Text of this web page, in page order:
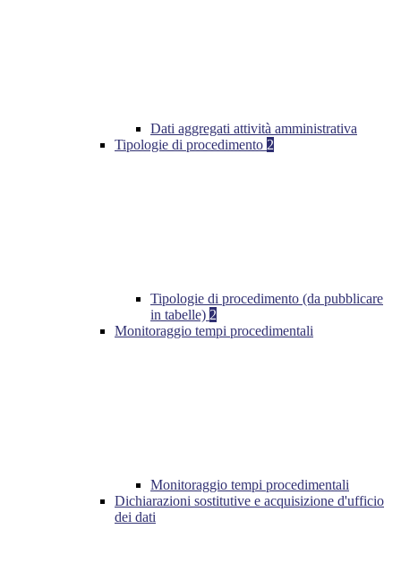
Dati aggregati attività amministrativa
Tipologie di procedimento 2
Tipologie di procedimento (da pubblicare
in tabelle) 2
Monitoraggio tempi procedimentali
Monitoraggio tempi procedimentali
Dichiarazioni sostitutive e acquisizione d'ufficio
dei dati